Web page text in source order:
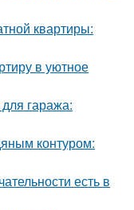
квартиры:
в уютное
гаража:
контуром:
есть в